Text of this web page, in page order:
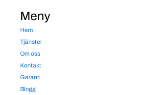
Meny
Hem
Tjänster
Om oss
Kontakt
Garanti
Blogg